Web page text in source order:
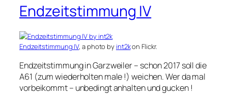
Endzeitstimmung IV
Endzeitstimmung IV, a photo by int2kon Flickr.
Endzeitstimmung in Garzweiler – schon 2017 soll die
A61 (zum wiederholten male !) weichen. Wer da mal
vorbeikommt – unbedingt anhalten und gucken !